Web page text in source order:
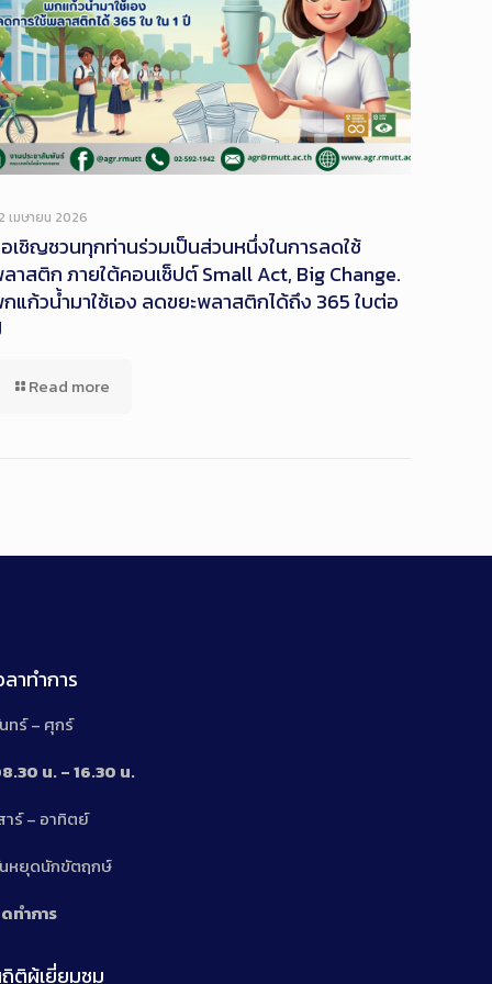
เมษายน 2026
เชิญชวนทุกท่านร่วมเป็นส่วนหนึ่งในการลดใช้
าสติก ภายใต้คอนเซ็ปต์ Small Act, Big Change.
แก้วน้ำมาใช้เอง ลดขยะพลาสติกได้ถึง 365 ใบต่อ
Read more
ลาทำการ
ทร์ – ศุกร์
น. – 16.30 น.
าร์ – อาทิตย์
หยุดนักขัตฤกษ์
ทำการ
ติผู้เยี่ยมชม